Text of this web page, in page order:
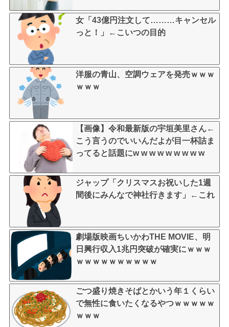
女「43億円注文して………キャンセル
っと！」←こいつの目的
洋服の青山、空調ウェアを発売ｗｗｗ
ｗｗｗ
【画像】令和最新版の宇垣美里さん←
こう言うのでいいんだよが目一杯詰ま
ってると話題にw w w w w w w w w
ジャップ「クリスマスお祝いした1週
間後にみんなで神社行きます」←これ
劇場版映画ちいかわTHE MOVIE、明
日興行収入1兆円突破が確実にｗｗｗ
ｗｗｗｗｗｗｗｗｗｗ
ごつ盛り焼きそばとかいう年１くらい
で無性に食いたくなるやつｗｗｗｗｗ
ｗｗｗ